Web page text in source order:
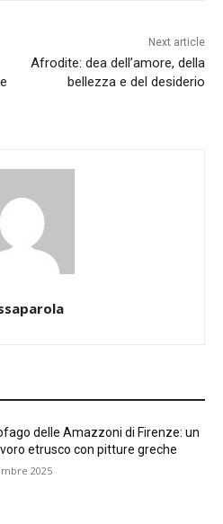
Next article
Afrodite: dea dell’amore, della
bellezza e del desiderio
delle Amazzoni di Firenze: un
etrusco con pitture greche
2025